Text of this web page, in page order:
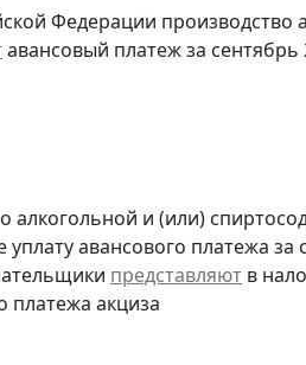
Федерации производство
авансовый платеж за сентябрь
алкогольной и (или)
авансового платежа за
представляют в
платежа акциза